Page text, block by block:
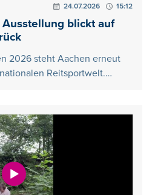
24.07.2026 15:12
Ausstellung blickt auf
2026 steht Aachen erneut
Reitsportwelt.…